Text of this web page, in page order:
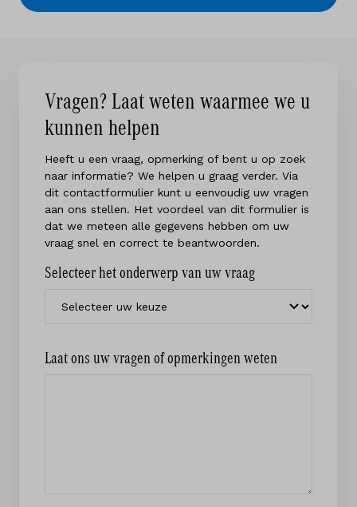
Vragen? Laat weten waarmee we u
kunnen helpen
Heeft u een vraag, opmerking of bent u op zoek
naar informatie? We helpen u graag verder. Via
dit contactformulier kunt u eenvoudig uw vragen
aan ons stellen. Het voordeel van dit formulier is
dat we meteen alle gegevens hebben om uw
vraag snel en correct te beantwoorden.
Selecteer het onderwerp van uw vraag
Laat ons uw vragen of opmerkingen weten